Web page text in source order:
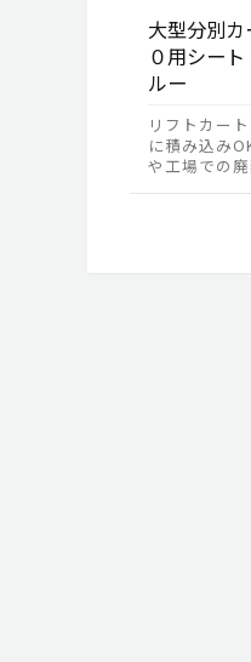
大型分別カ
０用シー
ルー
リフトカー
に積み込み
や工場での